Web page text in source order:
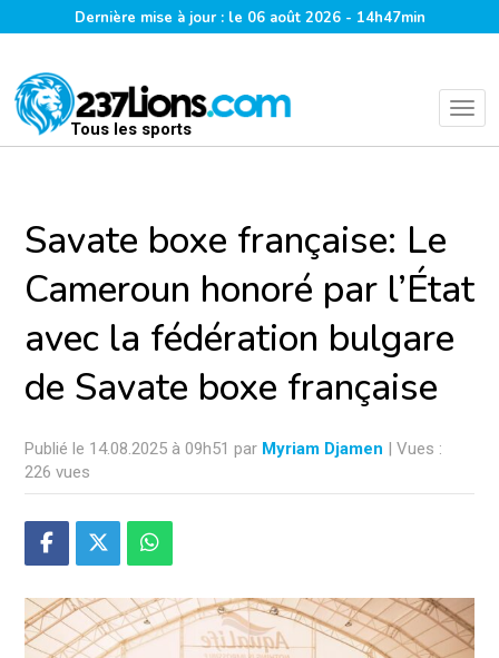
Dernière mise à jour : le 06 août 2026 - 14h47min
Tous les sports
Savate boxe française: Le
Cameroun honoré par l’État
avec la fédération bulgare
de Savate boxe française
Publié le 14.08.2025 à 09h51 par Myriam Djamen | Vues :
226 vues